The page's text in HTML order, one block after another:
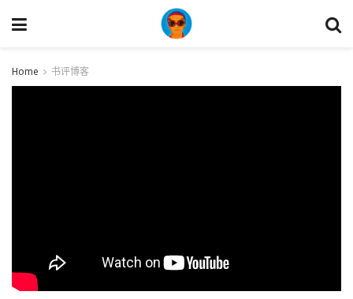
Home 书评博客